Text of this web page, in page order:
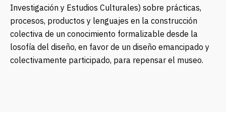
Investigación y Estudios Culturales) sobre prácticas,
procesos, productos y lenguajes en la construcción
colectiva de un conocimiento formalizable desde la
filosofía del diseño, en favor de un diseño emancipado y
colectivamente participado, para repensar el museo.